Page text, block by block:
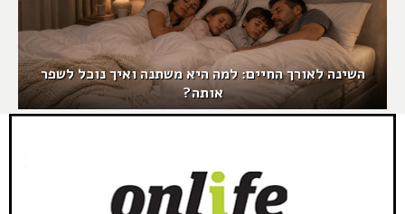
השינה לאורך החיים: למה היא משתנה ואיך נוכל לשפר
אותה?